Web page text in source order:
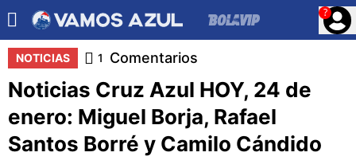
?
NOTICIAS 1 Comentarios
Noticias Cruz Azul HOY, 24 de
enero: Miguel Borja, Rafael
Santos Borré y Camilo Cándido